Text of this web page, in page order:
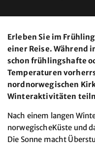
Erleben Sie im
einer Reise. Während
schon frühlingshafte
Temperaturen
nordnorwegischen
Winteraktivitäten
Nach einem langen
norwegischeKüste und
Die Sonne macht